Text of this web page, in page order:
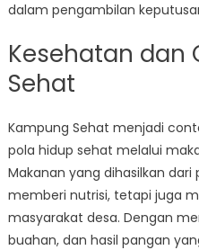
dalam pengambilan
Kesehatan dan
Sehat
Kampung Sehat menjadi
pola hidup sehat melalui
Makanan yang dihasilkan
memberi nutrisi, tetapi juga
masyarakat desa. Dengan
buahan, dan hasil pangan